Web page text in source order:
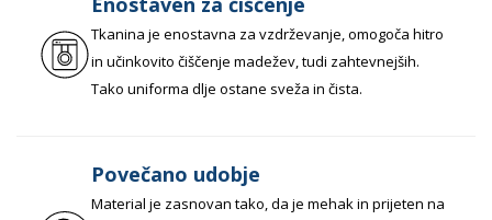
Tkanina je enostavna za vzdrževanje, omogoča hitro
in učinkovito čiščenje madežev, tudi zahtevnejših.
Tako uniforma dlje ostane sveža in čista.
Povečano udobje
Material je zasnovan tako, da je mehak in prijeten na